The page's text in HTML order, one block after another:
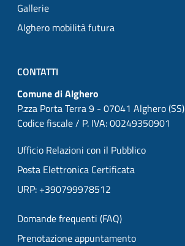
Gallerie
Alghero mobilità futura
CONTATTI
Comune di Alghero
P.zza Porta Terra 9 - 07041 Alghero (SS)
Codice fiscale / P. IVA: 00249350901
Ufficio Relazioni con il Pubblico
Posta Elettronica Certificata
URP: +390799978512
Domande frequenti (FAQ)
Prenotazione appuntamento